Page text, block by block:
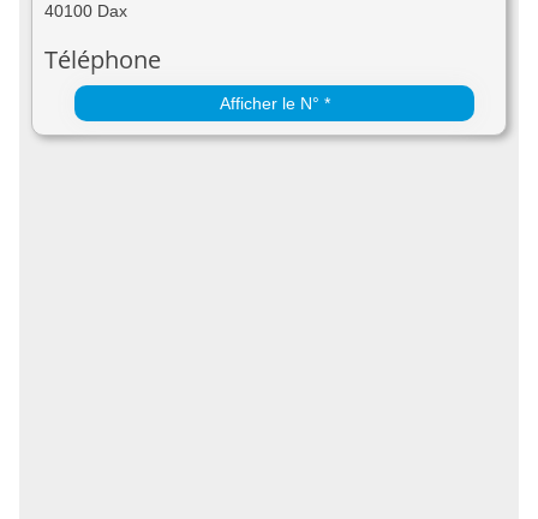
40100 Dax
Téléphone
Afficher le N° *